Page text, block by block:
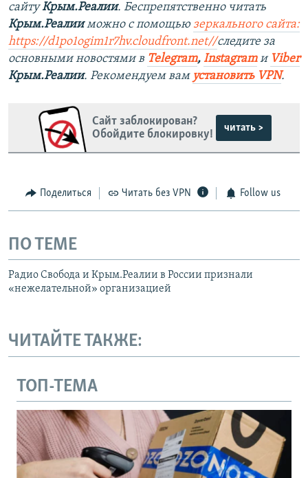
сайтуКрым.Реалии. Беспрепятственно читать
Крым.Реалииможно с помощью зеркального сайта:
https://d1po1ogim1r7hv.cloudfront.net//следите за
основными новостями в Telegram, Instagramи Viber
Крым.Реалии. Рекомендуем вам установить VPN.
Сайт заблокирован?
Обойдите блокировку!
читать >
Поделиться Читать без VPN Follow us
ПО ТЕМЕ
Радио Свобода и Крым.Реалии в России признали
«нежелательной» организацией
ЧИТАЙТЕ ТАКЖЕ:
ТОП-ТЕМА